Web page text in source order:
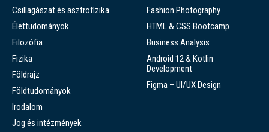
Csillagászat és asztrofizika
Élettudományok
Filozófia
Fizika
Földrajz
Földtudományok
Irodalom
Jog és intézmények
Fashion Photography
HTML & CSS Bootcamp
Business Analysis
Android 12 & Kotlin
Development
Figma – UI/UX Design